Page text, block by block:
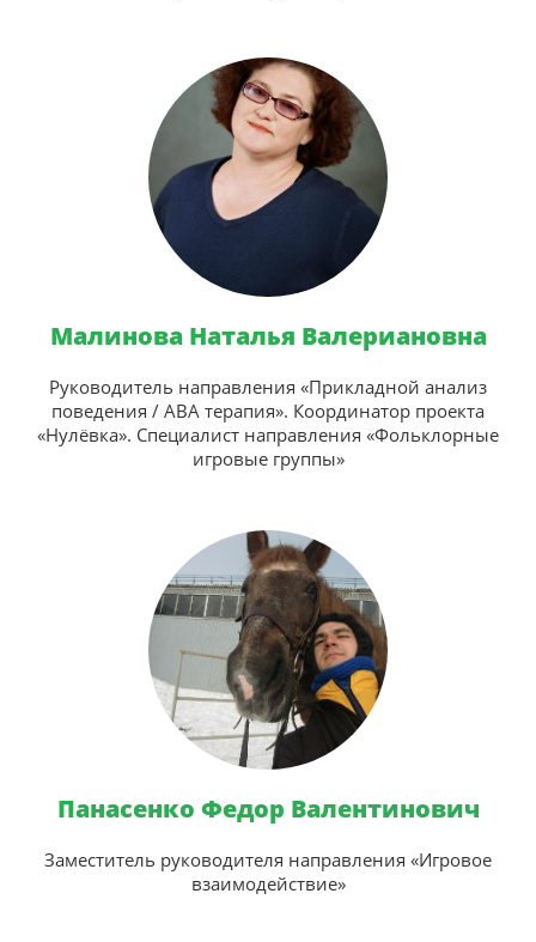
Малинова Наталья Валериановна
Руководитель направления «Прикладной анализ
поведения / АВА терапия». Координатор проекта
«Нулёвка». Специалист направления «Фольклорные
игровые группы»
Панасенко Федор Валентинович
Заместитель руководителя направления «Игровое
взаимодействие»